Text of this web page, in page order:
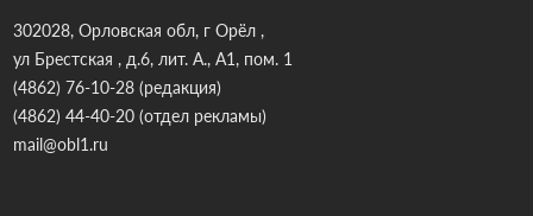
302028, Орловская обл, г Орёл ,
ул Брестская , д.6, лит. А., А1, пом. 1
(4862) 76-10-28(редакция)
(4862) 44-40-20(отдел рекламы)
mail@obl1.ru